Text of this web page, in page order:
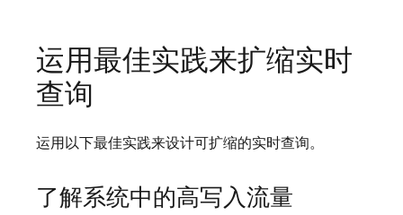
运用最佳实践来扩缩实时
查询
运用以下最佳实践来设计可扩缩的实时查询。
了解系统中的高写入流量